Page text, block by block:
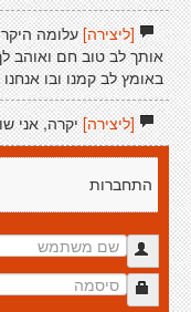
[ליצירה]עלומה
אותך לב טוב חם ואוהב
באומץ לב קמנו ובו
[ליצירה]יקרה, אני
התחברות